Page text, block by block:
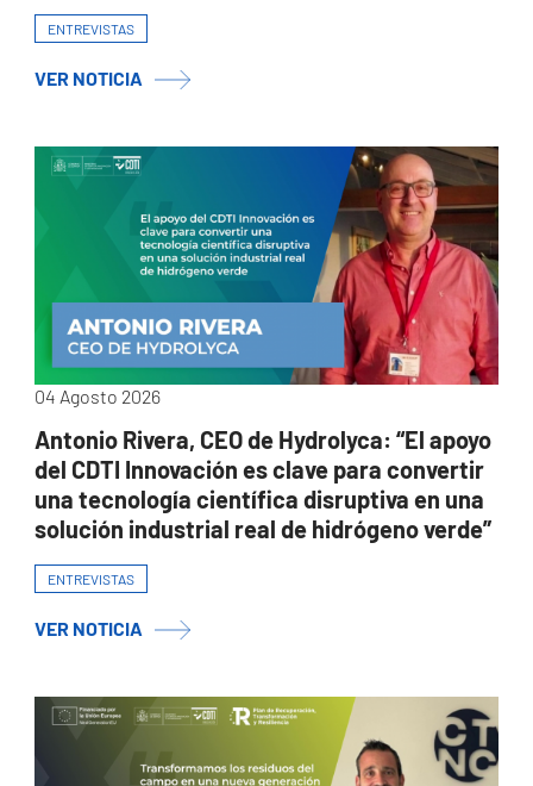
ENTREVISTAS
VER NOTICIA
04 Agosto 2026
Antonio Rivera, CEO de Hydrolyca: “El apoyo
del CDTI Innovación es clave para convertir
una tecnología científica disruptiva en una
solución industrial real de hidrógeno verde”
ENTREVISTAS
VER NOTICIA